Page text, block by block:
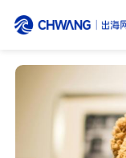
跨境展会
登录/注册